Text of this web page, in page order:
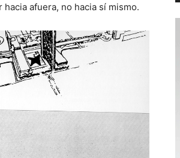
afuera, no hacia sí mismo.